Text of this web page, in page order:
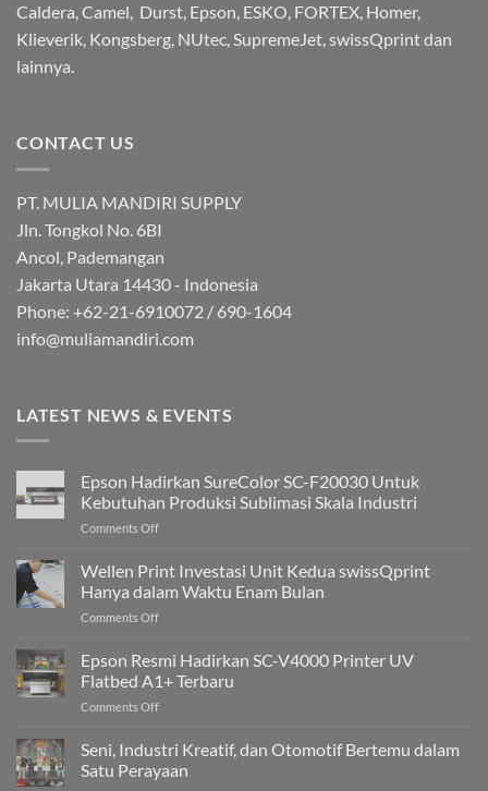
Caldera, Camel, Durst, Epson, ESKO, FORTEX, Homer,
Klieverik, Kongsberg, NUtec, SupremeJet, swissQprint dan
lainnya.
CONTACT US
PT. MULIA MANDIRI SUPPLY
Jln. Tongkol No. 6BI
Ancol, Pademangan
Jakarta Utara 14430 - Indonesia
Phone: +62-21-6910072 / 690-1604
info@muliamandiri.com
LATEST NEWS & EVENTS
Epson Hadirkan SureColor SC-F20030 Untuk
Kebutuhan Produksi Sublimasi Skala Industri
Comments Offon
Hadirkan
SC-
F20030
Kebutuhan
Produksi
Wellen Print Investasi Unit Kedua swissQprint
Hanya dalam Waktu Enam Bulan
Comments Offon
Print
Unit
Kedua
Hanya
Epson Resmi Hadirkan SC-V4000 Printer UV
Flatbed A1+ Terbaru
Comments Offon
Resmi
SC-
Seni, Industri Kreatif, dan Otomotif Bertemu dalam
Satu Perayaan